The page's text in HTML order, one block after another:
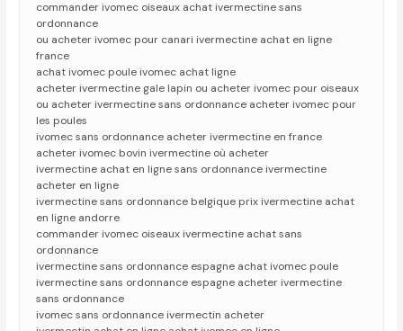
commander ivomec oiseaux achat ivermectine sans
ordonnance
ou acheter ivomec pour canari ivermectine achat en ligne
france
achat ivomec poule ivomec achat ligne
acheter ivermectine gale lapin ou acheter ivomec pour oiseaux
ou acheter ivermectine sans ordonnance acheter ivomec pour
les poules
ivomec sans ordonnance acheter ivermectine en france
acheter ivomec bovin ivermectine où acheter
ivermectine achat en ligne sans ordonnance ivermectine
acheter en ligne
ivermectine sans ordonnance belgique prix ivermectine achat
en ligne andorre
commander ivomec oiseaux ivermectine achat sans
ordonnance
ivermectine sans ordonnance espagne achat ivomec poule
ivermectine sans ordonnance espagne acheter ivermectine
sans ordonnance
ivomec sans ordonnance ivermectin acheter